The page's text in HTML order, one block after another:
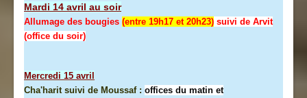
Mardi 14 avril au soir
Allumage des bougies (entre 19h17 et 20h23) suivi de Arvit
(office du soir)
Mercredi 15 avril
Cha'harit suivi de Moussaf : offices du matin et